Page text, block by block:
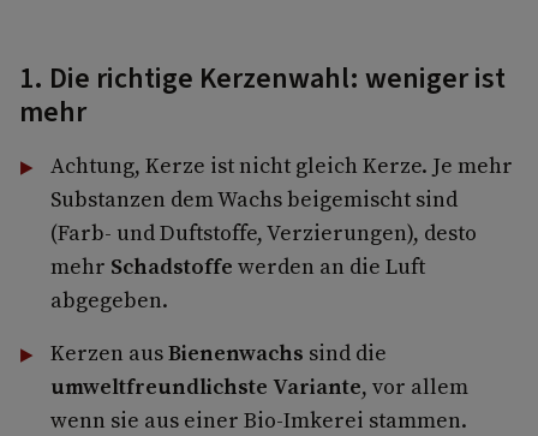
1. Die richtige Kerzenwahl: weniger ist
mehr
Achtung, Kerze ist nicht gleich Kerze. Je mehr
Substanzen dem Wachs beigemischt sind
(Farb- und Duftstoffe, Verzierungen), desto
mehr Schadstoffe werden an die Luft
abgegeben.
Kerzen ausBienenwachs sind die
umweltfreundlichste Variante, vor allem
wenn sie aus einer Bio-Imkerei stammen.